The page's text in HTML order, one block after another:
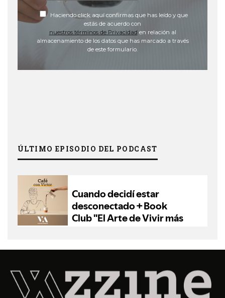
Haciendo click aquí confirmas que has leído y que
estás de acuerdo con
nuestros términos de Privacidad en relación al
almacenamiento de los datos que has marcado a través
de este formulario.
ÚLTIMO EPISODIO DEL PODCAST